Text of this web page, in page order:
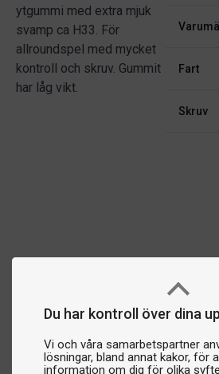
Du har kontroll över dina
Vi och våra samarbetspartner
lösningar, bland annat kakor, för
information om dig för olika
ytgummi med extra mjuk
svamp ca H33. För
allroundspel med mycket
kontroll och skruv. Gummit
har låg vikt.
Fart
Skruv